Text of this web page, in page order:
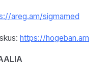
areg.am/sigmamed
https://hogeban.am